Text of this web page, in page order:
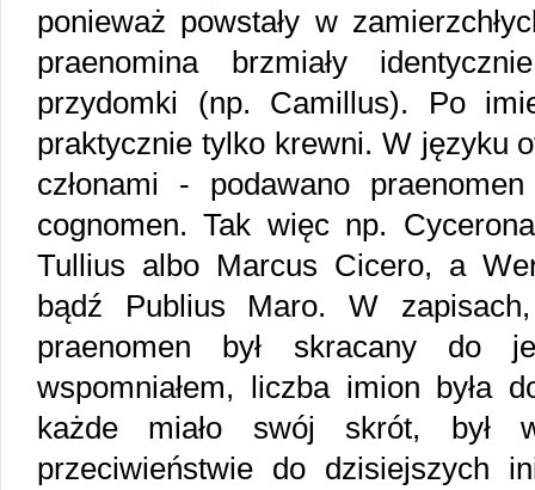
ponieważ powstały w
praenomina brzmiały
przydomki (np. Camillus). Po
praktycznie tylko krewni. W języku
członami - podawano
cognomen. Tak więc np.
Tullius albo Marcus Cicero, a
bądź Publius Maro. W
praenomen był skracany do
wspomniałem, liczba imion była
każde miało swój skrót, był
przeciwieństwie do dzisiejszych